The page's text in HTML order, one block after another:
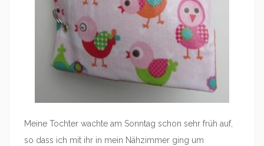
Meine Tochter wachte am Sonntag schon sehr früh auf,
so dass ich mit ihr in mein Nähzimmer ging um